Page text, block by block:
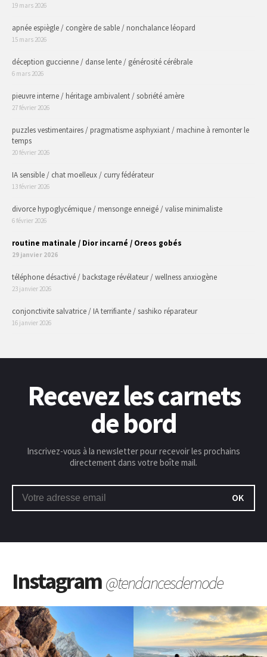
19 mars 2026
apnée espiègle / congère de sable / nonchalance léopard
15 mars 2026
déception guccienne / danse lente / générosité cérébrale
6 mars 2026
pieuvre interne / héritage ambivalent / sobriété amère
27 février 2026
puzzles vestimentaires / pragmatisme asphyxiant / machine à remonter le
temps
20 février 2026
IA sensible / chat moelleux / curry fédérateur
13 février 2026
divorce hypoglycémique / mensonge enneigé / valise minimaliste
6 février 2026
routine matinale / Dior incarné / Oreos gobés
29 janvier 2026
téléphone désactivé / backstage révélateur / wellness anxiogène
23 janvier 2026
conjonctivite salvatrice / IA terrifiante / sashiko réparateur
16 janvier 2026
Recevez les carnets
de bord
Inscrivez-vous à la newsletter pour recevoir les prochains
directement dans votre boîte mail.
OK
Instagram@tendancesdemode